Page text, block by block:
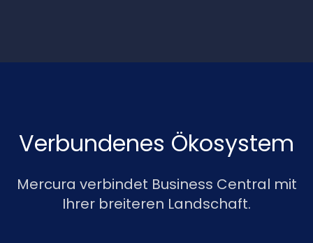
Verbundenes Ökosystem
Mercura verbindet Business Central mit
Ihrer breiteren Landschaft.